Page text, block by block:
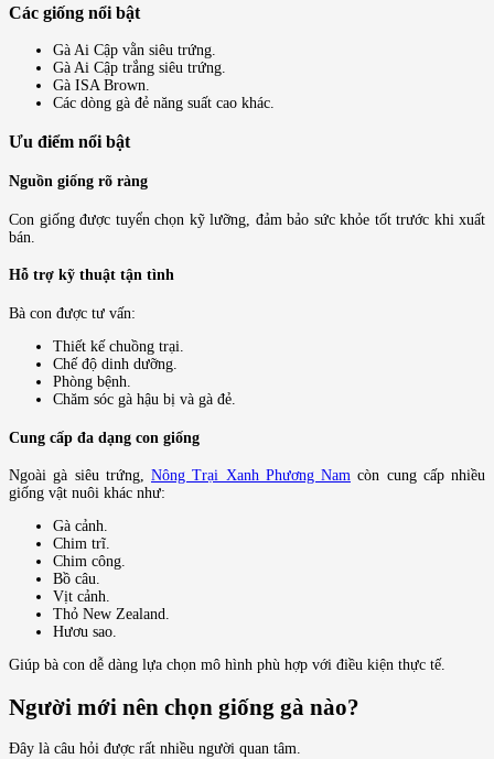
Các giống nổi bật
Gà Ai Cập vằn siêu trứng.
Gà Ai Cập trắng siêu trứng.
Gà ISA Brown.
Các dòng gà đẻ năng suất cao khác.
Ưu điểm nổi bật
Nguồn giống rõ ràng
Con giống được tuyển chọn kỹ lưỡng, đảm bảo sức khỏe tốt trước khi xuất
bán.
Hỗ trợ kỹ thuật tận tình
Bà con được tư vấn:
Thiết kế chuồng trại.
Chế độ dinh dưỡng.
Phòng bệnh.
Chăm sóc gà hậu bị và gà đẻ.
Cung cấp đa dạng con giống
Ngoài gà siêu trứng, Nông Trại Xanh Phương Nam còn cung cấp nhiều
giống vật nuôi khác như:
Gà cảnh.
Chim trĩ.
Chim công.
Bồ câu.
Vịt cảnh.
Thỏ New Zealand.
Hươu sao.
Giúp bà con dễ dàng lựa chọn mô hình phù hợp với điều kiện thực tế.
Người mới nên chọn giống gà nào?
Đây là câu hỏi được rất nhiều người quan tâm.